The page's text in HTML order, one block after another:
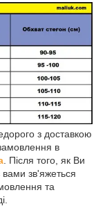
з доставкою
в
. Після того, як Ви
вами зв'яжеться
та